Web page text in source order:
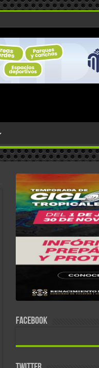
FACEBOOK